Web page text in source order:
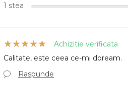
1 stea
Achizitie verificata
Calitate, este ceea ce-mi doream.
Raspunde